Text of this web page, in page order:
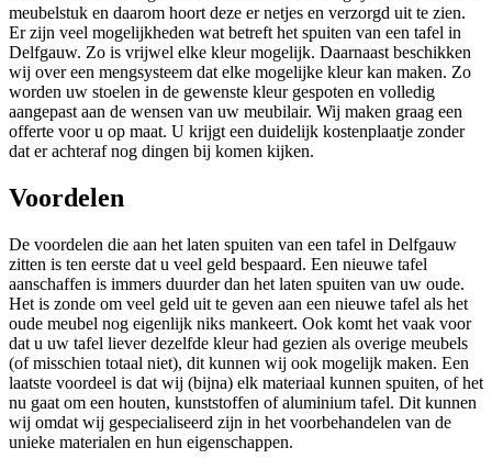
meubelstuk en daarom hoort deze er netjes en verzorgd uit te zien.
Er zijn veel mogelijkheden wat betreft het spuiten van een tafel in
Delfgauw. Zo is vrijwel elke kleur mogelijk. Daarnaast beschikken
wij over een mengsysteem dat elke mogelijke kleur kan maken. Zo
worden uw stoelen in de gewenste kleur gespoten en volledig
aangepast aan de wensen van uw meubilair. Wij maken graag een
offerte voor u op maat. U krijgt een duidelijk kostenplaatje zonder
dat er achteraf nog dingen bij komen kijken.
Voordelen
De voordelen die aan het laten spuiten van een tafel in Delfgauw
zitten is ten eerste dat u veel geld bespaard. Een nieuwe tafel
aanschaffen is immers duurder dan het laten spuiten van uw oude.
Het is zonde om veel geld uit te geven aan een nieuwe tafel als het
oude meubel nog eigenlijk niks mankeert. Ook komt het vaak voor
dat u uw tafel liever dezelfde kleur had gezien als overige meubels
(of misschien totaal niet), dit kunnen wij ook mogelijk maken. Een
laatste voordeel is dat wij (bijna) elk materiaal kunnen spuiten, of het
nu gaat om een houten, kunststoffen of aluminium tafel. Dit kunnen
wij omdat wij gespecialiseerd zijn in het voorbehandelen van de
unieke materialen en hun eigenschappen.